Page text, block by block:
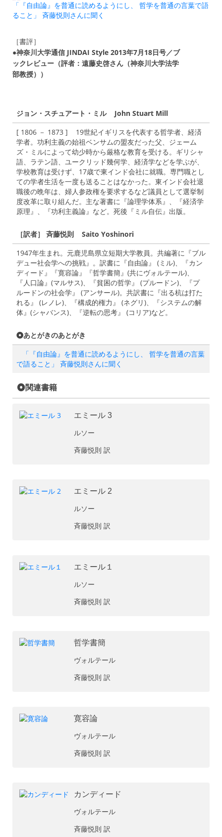
「『自由論』を普通に読めるようにし、 哲学を普通の言葉で語
ること」 斉藤悦則さんに聞く
［書評］
●神奈川大学通信 JINDAI Style 2013年7月18日号／ブ
ックレビュー（評者：遠藤史啓さん（神奈川大学法学
部教授））
ジョン・スチュアート・ミル John Stuart Mill
[ 1806 － 1873 ] 19世紀イギリスを代表する哲学者、経済
学者。功利主義の始祖ベンサムの盟友だった父、ジェーム
ズ・ミルによって幼少時から厳格な教育を受ける。ギリシャ
語、ラテン語、ユークリッド幾何学、経済学などを学ぶが、
学校教育は受けず、17歳で東インド会社に就職。専門職とし
ての学者生活を一度も送ることはなかった。東インド会社退
職後の晩年は、婦人参政権を要求するなど議員として選挙制
度改革に取り組んだ。主な著書に『論理学体系』、『経済学
原理』、『功利主義論』など。死後『ミル自伝』出版。
［訳者］ 斉藤悦則 Saito Yoshinori
1947年生まれ。元鹿児島県立短期大学教員。共編著に『ブル
デュー社会学への挑戦』。訳書に『自由論』 (ミル)、『カン
ディード』『寛容論』『哲学書簡』(共にヴォルテール)、
『人口論』(マルサス)、『貧困の哲学』 (プルードン)、『プ
ルードンの社会学』 (アンサール)。共訳書に『出る杭は打た
れる』 (レノレ)、『構成的権力』 (ネグリ)、『システムの解
体』(シャバンス)、『逆転の思考』 (コリア)など。
あとがきのあとがき
「『自由論』を普通に読めるようにし、 哲学を普通の言葉
で語ること」 斉藤悦則さんに聞く
関連書籍
エミール 3
ルソー
斉藤悦則 訳
エミール 2
ルソー
斉藤悦則 訳
エミール１
ルソー
斉藤悦則 訳
哲学書簡
ヴォルテール
斉藤悦則 訳
寛容論
ヴォルテール
斉藤悦則 訳
カンディード
ヴォルテール
斉藤悦則 訳